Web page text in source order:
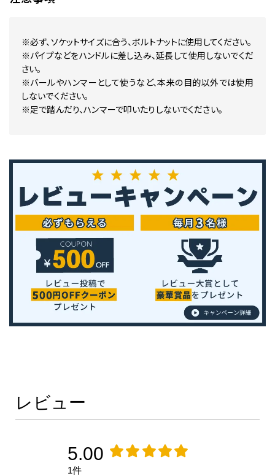
※必ず、ソケットサイズに合う、ボルトナットに使用してください。
※パイプなどをハンドルに差し込み、延長して使用しないでくだ
さい。
※バールやハンマーとして使うなど、本来の目的以外では使用
しないでください。
※足で踏んだり、ハンマーで叩いたりしないでください。
レビュー
5.00
1件